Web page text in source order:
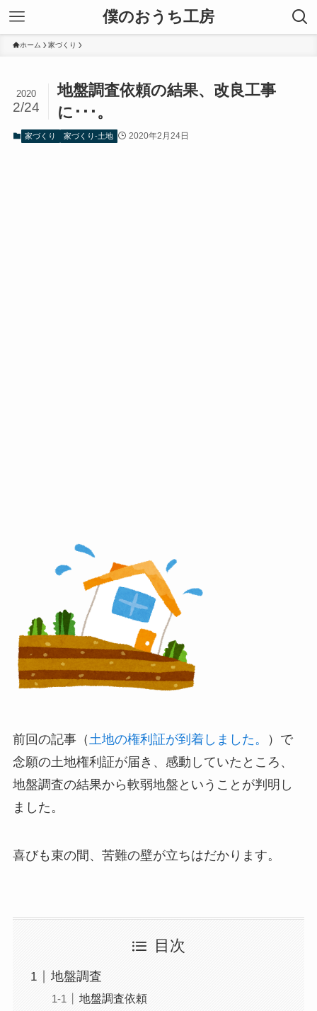
僕のおうち工房
ホーム 家づくり
地盤調査依頼の結果、改良工事
に･･･。
2020
2/24
家づくり 家づくり-土地 2020年2月24日
前回の記事（ 土地の権利証が到着しました。
）で
念願の土地権利証が届き、感動していたところ、
地盤調査の結果から軟弱地盤ということが判明し
ました。
喜びも束の間、苦難の壁が立ちはだかります。
目次
地盤調査
地盤調査依頼